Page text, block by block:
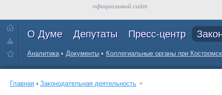
официальный сайт
О Думе Депутаты Пресс-центр
Аналитика Документы Коллегиальные органы при
Главная › Законодательная деятельность